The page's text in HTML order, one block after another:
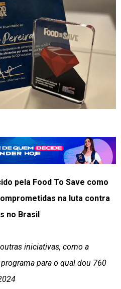
pela Food To Save como
na luta contra
no Brasil
iniciativas, como a
para o qual dou 760